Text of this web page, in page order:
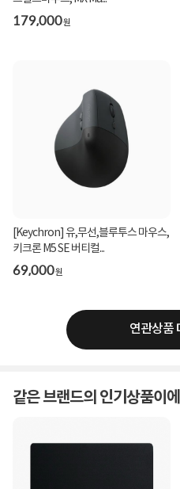
179,000원
[Keychron] 유,무선,블루투스 마우스,
키크론 M5 SE 버티컬...
69,000원
연관상품
같은 브랜드의 인기상품이